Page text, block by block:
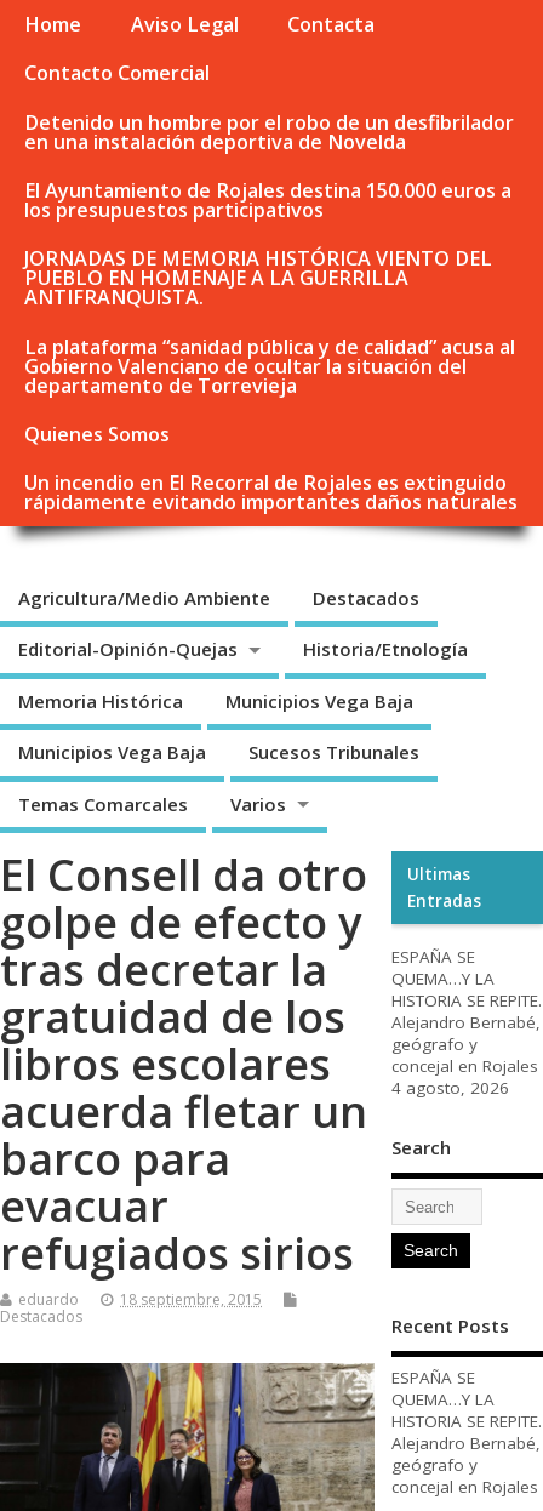
Home Aviso Legal
Contacta
Contacto Comercial
Detenido un hombre por el robo de un desfibrilador
en una instalación deportiva de Novelda
El Ayuntamiento de Rojales destina 150.000 euros a
los presupuestos participativos
JORNADAS DE MEMORIA HISTÓRICA VIENTO DEL
PUEBLO EN HOMENAJE A LA GUERRILLA
ANTIFRANQUISTA.
La plataforma “sanidad pública y de calidad” acusa al
Gobierno Valenciano de ocultar la situación del
departamento de Torrevieja
Quienes Somos
Un incendio en El Recorral de Rojales es extinguido
rápidamente evitando importantes daños naturales
Agricultura/Medio Ambiente Destacados
Editorial-Opinión-Quejas Historia/Etnología
Memoria Histórica Municipios Vega Baja
Municipios Vega Baja Sucesos Tribunales
Temas Comarcales Varios
El Consell da otro
golpe de efecto y
tras decretar la
gratuidad de los
libros escolares
acuerda fletar un
barco para
evacuar
refugiados sirios
eduardo
18 septiembre, 2015
Destacados
Ultimas
Entradas
ESPAÑA SE
QUEMA…Y LA
HISTORIA SE REPITE.
Alejandro Bernabé,
geógrafo y
concejal en Rojales
4 agosto, 2026
Search
Recent Posts
ESPAÑA SE
QUEMA…Y LA
HISTORIA SE REPITE.
Alejandro Bernabé,
geógrafo y
concejal en Rojales